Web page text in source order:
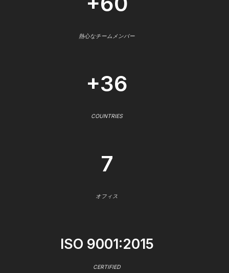
熱心なチームメンバー
+36
COUNTRIES
7
オフィス
ISO 9001:2015
CERTIFIED